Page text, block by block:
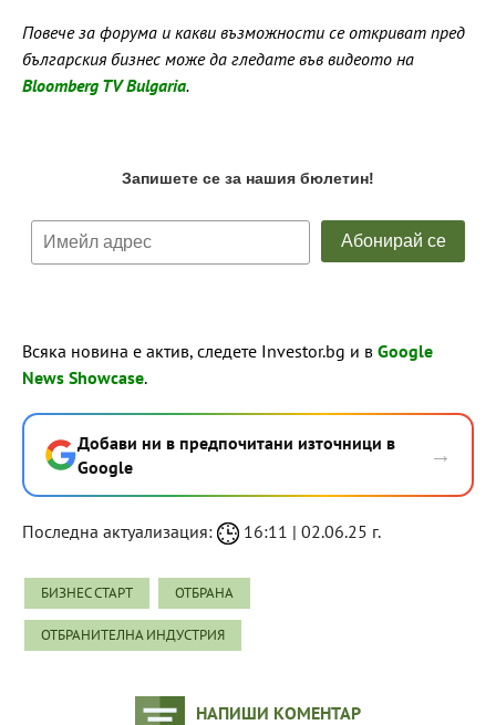
Повече за форума и какви възможности се откриват пред
българския бизнес може да гледате във видеото на
Bloomberg TV Bulgaria.
Всяка новина е актив, следете Investor.bg и в Google
News Showcase.
Добави ни в предпочитани източници в
Google
→
Последна актуализация: 16:11 | 02.06.25 г.
БИЗНЕС СТАРТ ОТБРАНА
ОТБРАНИТЕЛНА ИНДУСТРИЯ
НАПИШИ КОМЕНТАР